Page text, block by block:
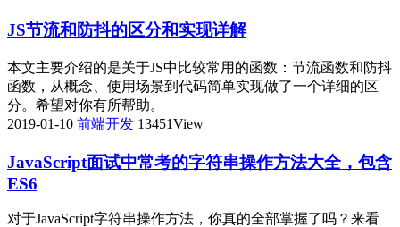
JS节流和防抖的区分和实现详解
本文主要介绍的是关于JS中比较常用的函数：节流函数和防抖
函数，从概念、使用场景到代码简单实现做了一个详细的区
分。希望对你有所帮助。
2019-01-10 前端开发 13451View
JavaScript面试中常考的字符串操作方法大全，包含
ES6
对于JavaScript字符串操作方法，你真的全部掌握了吗？来看